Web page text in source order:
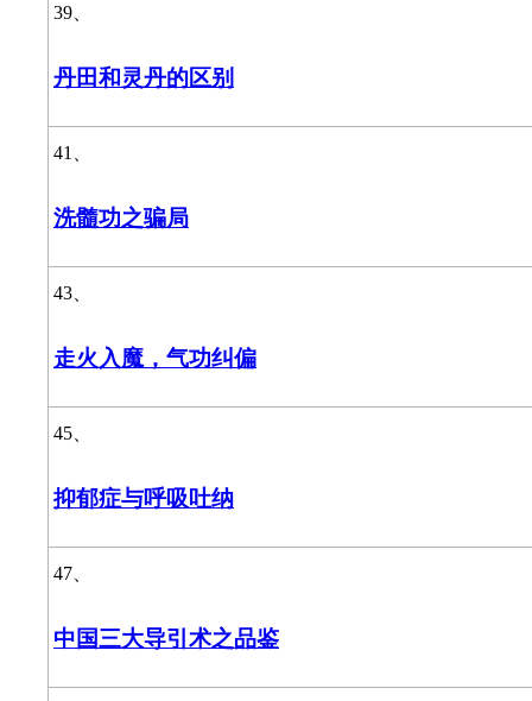
39、
丹田和灵丹的区别
41、
洗髓功之骗局
43、
走火入魔，气功纠偏
45、
抑郁症与呼吸吐纳
47、
中国三大导引术之品鉴